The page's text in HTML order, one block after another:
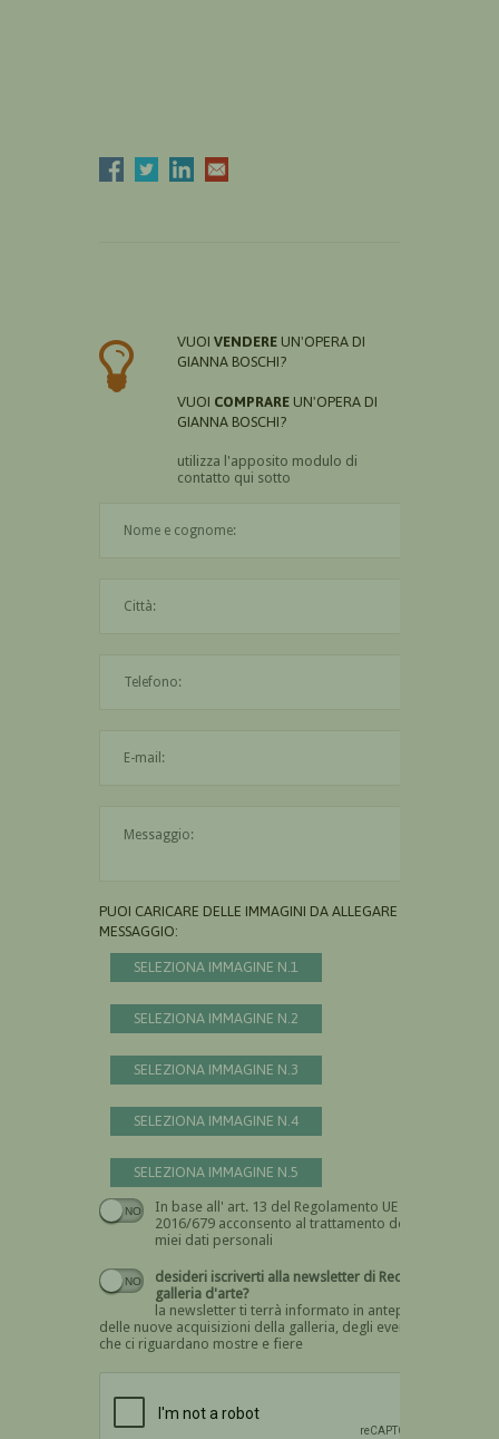
VUOI VENDERE UN'OPERA DI
GIANNA BOSCHI?
VUOI COMPRARE UN'OPERA DI
GIANNA BOSCHI?
utilizza l'apposito modulo di
contatto qui sotto
PUOI CARICARE DELLE IMMAGINI DA ALLEGARE AL
MESSAGGIO:
SELEZIONA IMMAGINE N.1
SELEZIONA IMMAGINE N.2
SELEZIONA IMMAGINE N.3
SELEZIONA IMMAGINE N.4
SELEZIONA IMMAGINE N.5
In base all' art. 13 del Regolamento UE n.
2016/679 acconsento al trattamento dei
miei dati personali
Devi dare il consenso
desideri iscriverti alla newsletter di Recta
galleria d'arte?
la newsletter ti terrà informato in anteprima
delle nuove acquisizioni della galleria, degli eventi
che ci riguardano mostre e fiere